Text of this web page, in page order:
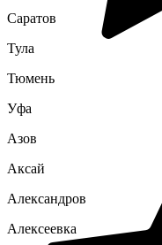
Саратов
Тула
Тюмень
Уфа
Азов
Аксай
Александров
Алексеевка